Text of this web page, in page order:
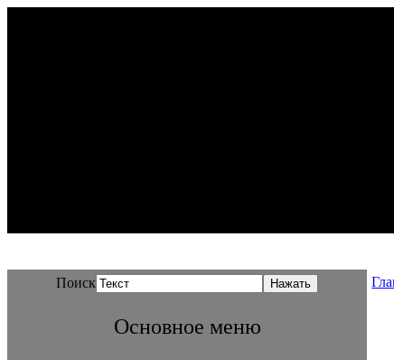
Поиск
Основное меню